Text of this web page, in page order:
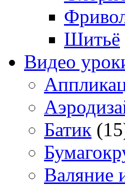
Шитьё
Видео
Батик
Валяние